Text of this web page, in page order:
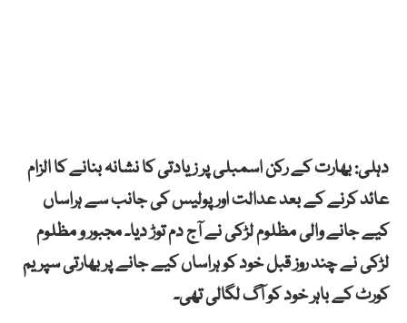
دہلی: بھارت کے رکن اسمبلی پر زیادتی کا نشانہ بنانے کا الزام
عائد کرنے کے بعد عدالت اور پولیس کی جانب سے ہراساں
کیے جانے والی مظلوم لڑکی نے آج دم توڑ دیا۔ مجبور و مظلوم
لڑکی نے چند روز قبل خود کو ہراساں کیے جانے پر بھارتی سپریم
کورٹ کے باہر خود کو آگ لگالی تھی۔